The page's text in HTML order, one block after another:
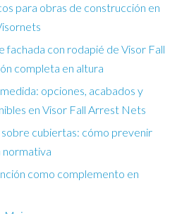
para obras de construcción en
fachada con rodapié de Visor Fall
completa en altura
opciones, acabados y
en Visor Fall Arrest Nets
cubiertas: cómo prevenir
normativa
como complemento en